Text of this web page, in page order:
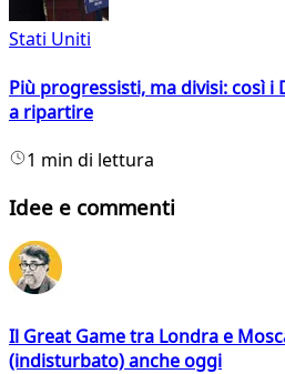
Stati Uniti
Più progressisti, ma divisi: così i
a ripartire
1 min di lettura
Idee e commenti
Il Great Game tra Londra e
(indisturbato) anche oggi